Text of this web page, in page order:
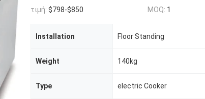
τιμή: $798-$850 MOQ: 1
Installation Floor Standing
Weight 140kg
Type electric Cooker